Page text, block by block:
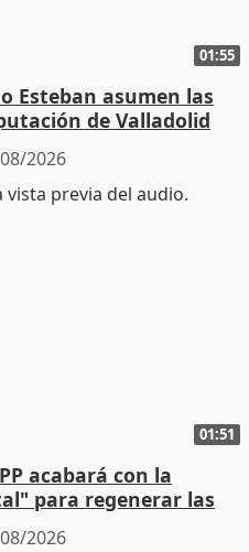
01:55
Esteban asumen las
de Valladolid
2026
01:51
acabará con la
para regenerar las
2026